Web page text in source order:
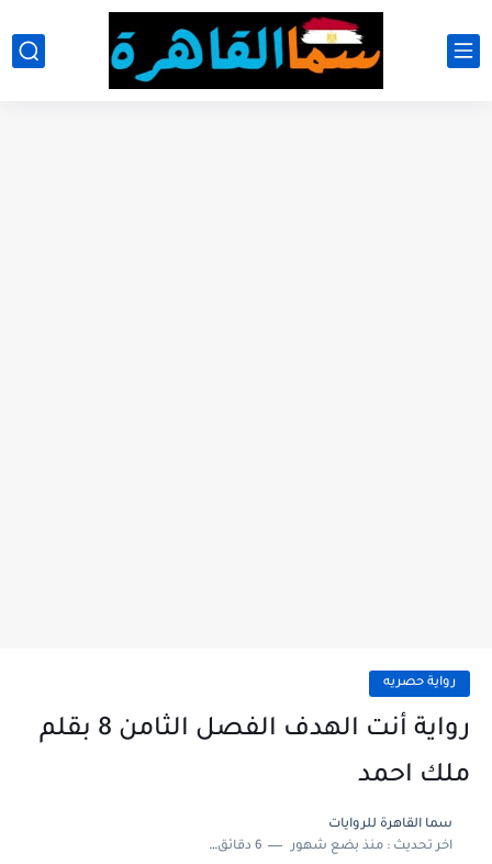
رواية حصريه
رواية أنت الهدف الفصل الثامن 8 بقلم
ملك احمد
سما القاهرة للروايات
اخر تحديث :منذ بضع شهور 6 دقائق للقراءة